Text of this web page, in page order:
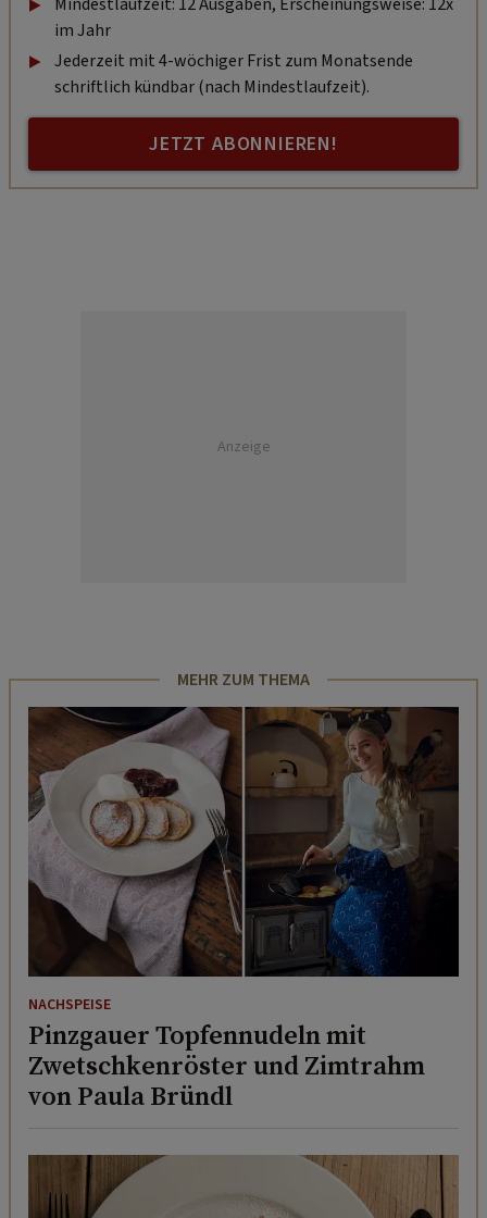
im Jahr
Jederzeit mit 4-wöchiger Frist zum Monatsende
schriftlich kündbar (nach Mindestlaufzeit).
JETZT ABONNIEREN!
Anzeige
MEHR ZUM THEMA
NACHSPEISE
Pinzgauer Topfennudeln mit
Zwetschkenröster und Zimtrahm
von Paula Bründl